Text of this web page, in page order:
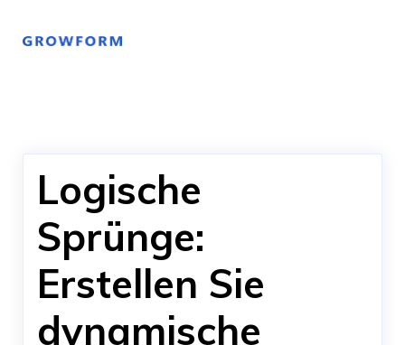
Logische
Sprünge:
Erstellen Sie
dynamische